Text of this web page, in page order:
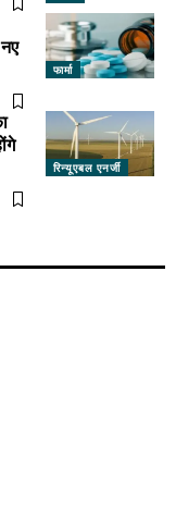
फार्मा
रिन्यूएबल एनर्जी